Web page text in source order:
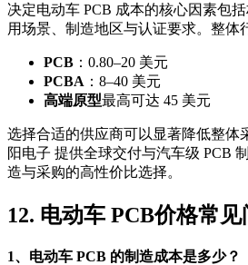
决定电动车 PCB 成本的核心因素包
用场景、制造地区与认证要求。整体
PCB ：0.80–20 美元
PCBA ：8–40 美元
高端原型最高可达 45 美元
选择合适的供应商可以显著降低整体
阳电子 提供全球交付与汽车级 PCB
造与采购的高性价比选择。
12. 电动车 PCB价格常
1、电动车 PCB 的制造成本是多少？